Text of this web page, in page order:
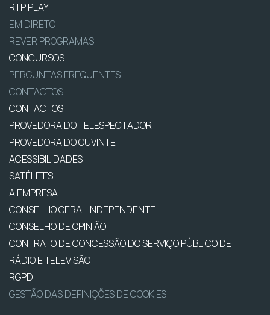
RTP PLAY
EM DIRETO
REVER PROGRAMAS
CONCURSOS
PERGUNTAS FREQUENTES
CONTACTOS
CONTACTOS
PROVEDORA DO TELESPECTADOR
PROVEDORA DO OUVINTE
ACESSIBILIDADES
SATÉLITES
A EMPRESA
CONSELHO GERAL INDEPENDENTE
CONSELHO DE OPINIÃO
CONTRATO DE CONCESSÃO DO SERVIÇO PÚBLICO DE
RÁDIO E TELEVISÃO
RGPD
GESTÃO DAS DEFINIÇÕES DE COOKIES